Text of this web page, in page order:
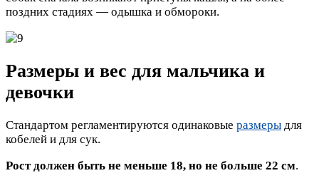
поздних стадиях — одышка и обмороки.
Размеры и вес для мальчика и
девочки
Стандартом регламентируются одинаковые размеры для
кобелей и для сук.
Рост должен быть не меньше 18, но не больше 22 см.